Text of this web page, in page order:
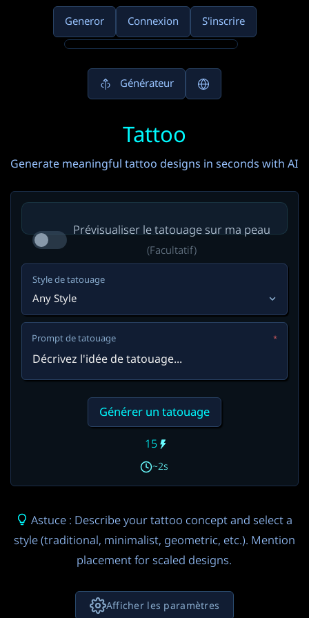
Generor Connexion S'inscrire
Générateur
Tattoo
Generate meaningful tattoo designs in seconds with AI
Prévisualiser le tatouage sur ma peau
(Facultatif)
Style de tatouage
Any Style
Prompt de tatouage *
Générer un tatouage
15
~2s
Astuce : Describe your tattoo concept and select a
style (traditional, minimalist, geometric, etc.). Mention
placement for scaled designs.
Afficher les paramètres